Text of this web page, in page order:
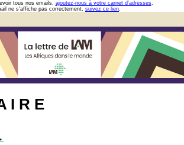
tous nos emails, ajoutez-nous à votre carnet d'adresses.
ne s'affiche pas correctement, suivez ce lien.
I R E